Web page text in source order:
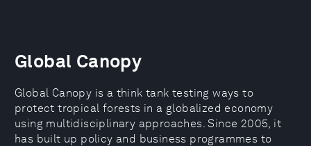
Global Canopy
Global Canopy is a think tank testing ways to
protect tropical forests in a globalized economy
using multidisciplinary approaches. Since 2005, it
has built up policy and business programmes to